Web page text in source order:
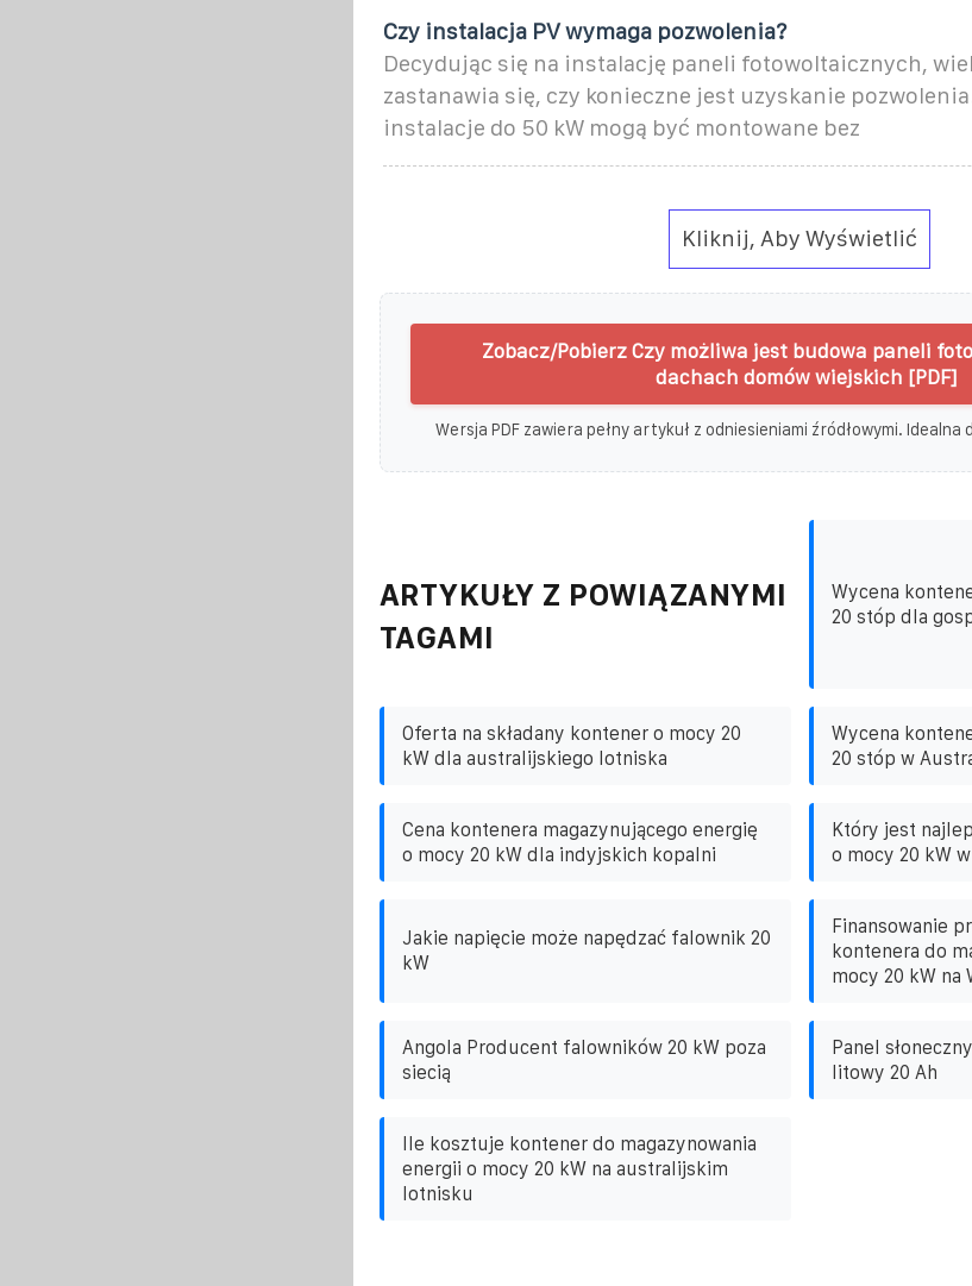
Czy instalacja PV wymaga pozwolenia?
Decydując się na instalację paneli fotowoltaicznych,
zastanawia się, czy konieczne jest uzyskanie
instalacje do 50 kW mogą być montowane bez
Kliknij, Aby Wyświetlić
Zobacz/Pobierz Czy możliwa jest budowa paneli
dachach domów wiejskich [PDF]
Wersja PDF zawiera pełny artykuł z odniesieniami źródłowymi.
ARTYKUŁY Z POWIĄZANYMI
TAGAMI
Wycena
20 stóp dla
Oferta na składany kontener o mocy 20
kW dla australijskiego lotniska
Wycena
20 stóp w
Cena kontenera magazynującego energię
o mocy 20 kW dla indyjskich kopalni
Który jest
o mocy 20 kW
Jakie napięcie może napędzać falownik 20
kW
Finansowanie
kontenera do
mocy 20 kW na
Angola Producent falowników 20 kW poza
siecią
Panel
litowy 20 Ah
Ile kosztuje kontener do magazynowania
energii o mocy 20 kW na australijskim
lotnisku